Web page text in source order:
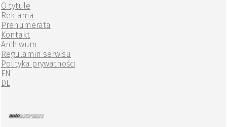
O tytule
Reklama
Prenumerata
Kontakt
Archiwum
Regulamin serwisu
Polityka prywatności
EN
DE